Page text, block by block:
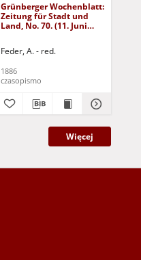
Grünberger Wochenblatt:
Zeitung für Stadt und
Land, No. 70. (11. Juni
Feder, A. - red.
1886
czasopismo
Więcej